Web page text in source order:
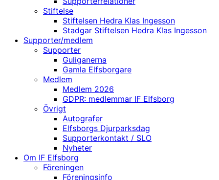
Stiftelse
Stiftelsen Hedra Klas Ingesson
Stadgar Stiftelsen Hedra Klas Ingesson
Supporter/medlem
Supporter
Guliganerna
Gamla Elfsborgare
Medlem
Medlem 2026
GDPR: medlemmar IF Elfsborg
Övrigt
Autografer
Elfsborgs Djurparksdag
Supporterkontakt / SLO
Nyheter
Om IF Elfsborg
Föreningen
Föreningsinfo